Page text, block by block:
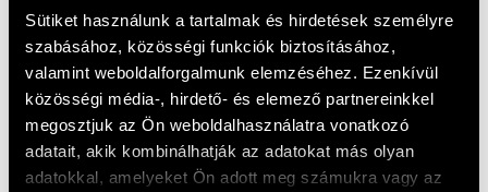
Sütiket használunk a tartalmak és hirdetések személyre
szabásához, közösségi funkciók biztosításához,
valamint weboldalforgalmunk elemzéséhez. Ezenkívül
közösségi média-, hirdető- és elemező partnereinkkel
megosztjuk az Ön weboldalhasználatra vonatkozó
adatait, akik kombinálhatják az adatokat más olyan
adatokkal, amelyeket Ön adott meg számukra vagy az